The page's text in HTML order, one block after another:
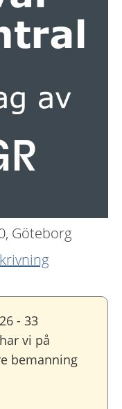
Göteborg
- 33
vi på
bemanning